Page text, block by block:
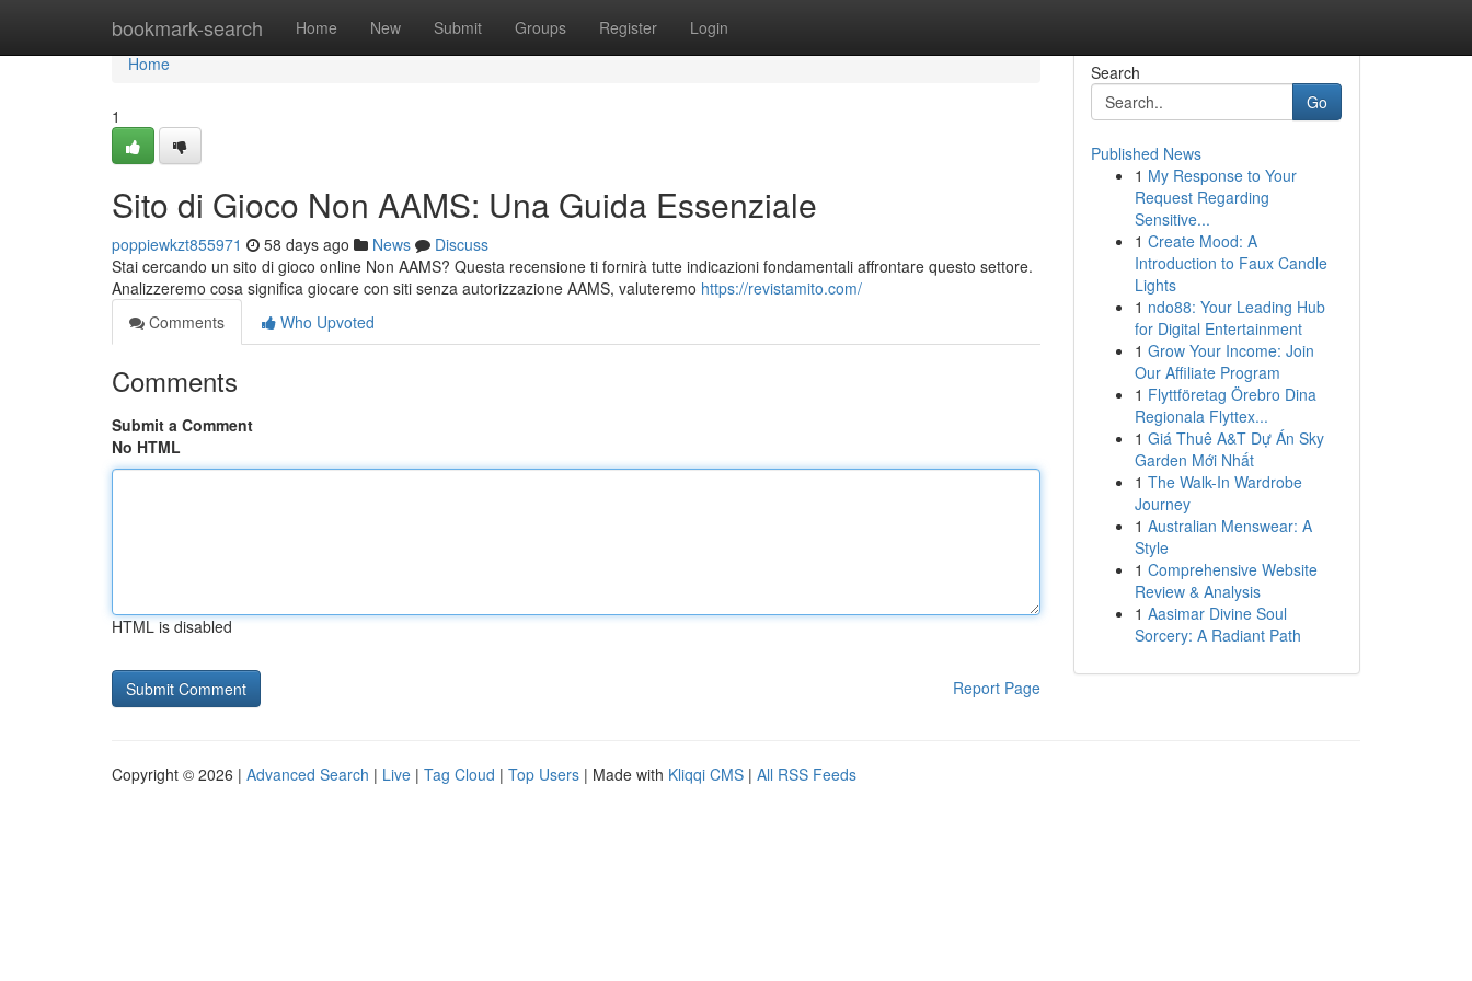
bookmark-search Home New Submit Groups Register Login
Home
Home
1
Sito di Gioco Non AAMS: Una Guida Essenziale
poppiewkzt855971 58 days ago News
Discuss
Stai cercando un sito di gioco online Non AAMS? Questa recensione ti fornirà tutte indicazioni fondamentali affrontare questo settore.
Analizzeremo cosa significa giocare con siti senza autorizzazione AAMS, valuteremo https://revistamito.com/
Comments
Who Upvoted
Comments
Submit a Comment
No HTML
HTML is disabled
Report Page
Search
Go
Published News
1 My Response to Your
Request Regarding
Sensitive...
1 Create Mood: A
Introduction to Faux Candle
Lights
1 ndo88: Your Leading Hub
for Digital Entertainment
1 Grow Your Income: Join
Our Affiliate Program
1 Flyttföretag Örebro Dina
Regionala Flyttex...
1 Giá Thuê A&T Dự Án Sky
Garden Mới Nhất
1 The Walk-In Wardrobe
Journey
1 Australian Menswear: A
Style
1 Comprehensive Website
Review & Analysis
1 Aasimar Divine Soul
Sorcery: A Radiant Path
Copyright © 2026 | Advanced Search | Live | Tag Cloud | Top Users | Made with Kliqqi CMS | All RSS Feeds